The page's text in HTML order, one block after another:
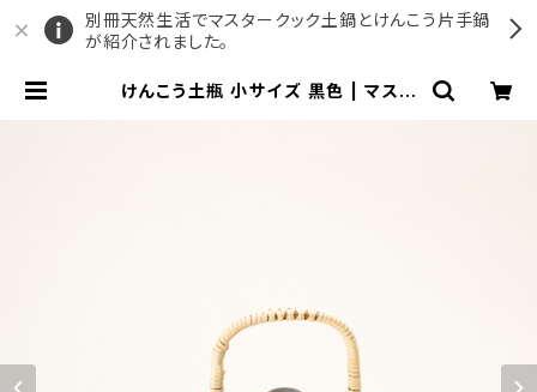
別冊天然生活でマスタークック土鍋とけんこう片手鍋
が紹介されました。
けんこう土瓶 小サイズ 黒色 | マスタ